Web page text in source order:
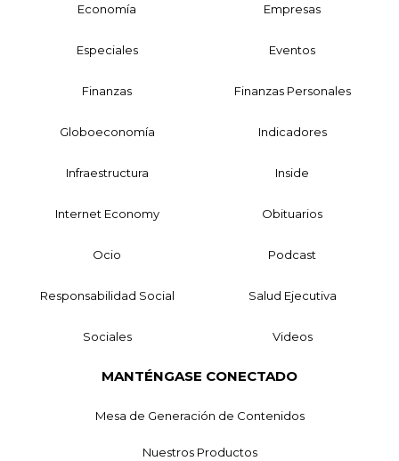
Economía Empresas
Especiales Eventos
Finanzas Finanzas Personales
Globoeconomía Indicadores
Infraestructura Inside
Internet Economy Obituarios
Ocio Podcast
Responsabilidad Social Salud Ejecutiva
Sociales Videos
MANTÉNGASE CONECTADO
Mesa de Generación de Contenidos
Nuestros Productos